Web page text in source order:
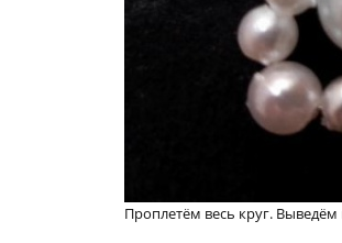
Проплетём весь круг.